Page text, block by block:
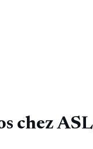
chez ASL